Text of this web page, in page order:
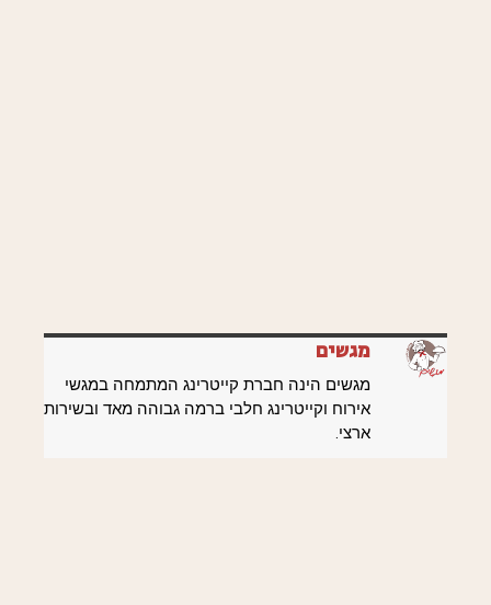
מגשים
מגשים הינה חברת קייטרינג המתמחה במגשי
אירוח וקייטרינג חלבי ברמה גבוהה מאד ובשירות
ארצי.